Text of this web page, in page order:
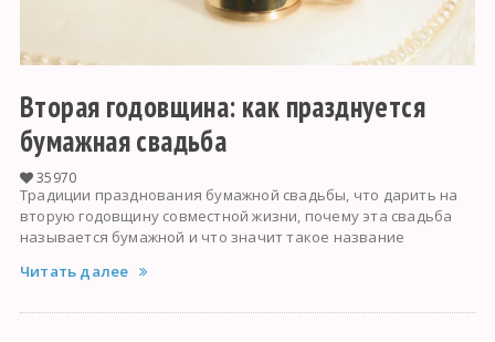
Вторая годовщина: как празднуется
бумажная свадьба
35970
Традиции празднования бумажной свадьбы, что дарить на
вторую годовщину совместной жизни, почему эта свадьба
называется бумажной и что значит такое название
Читать далее